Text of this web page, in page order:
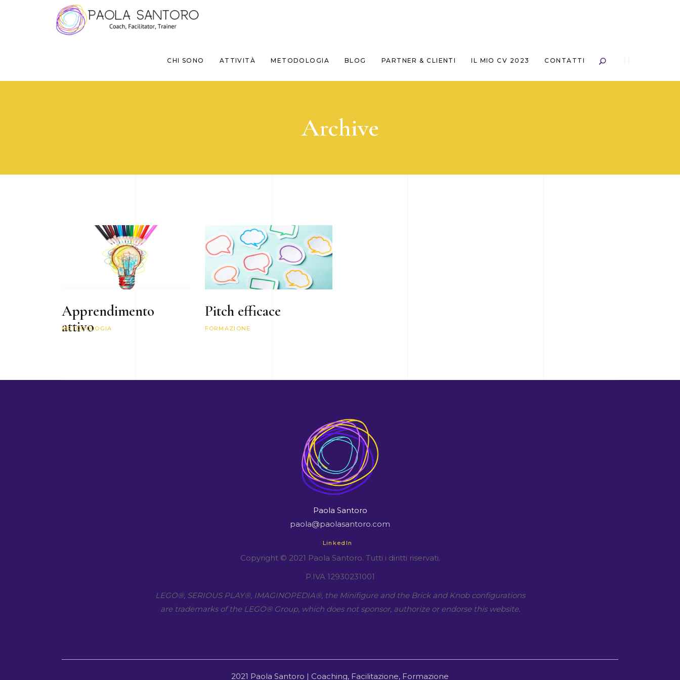
CHI SONO ATTIVITÀ METODOLOGIA BLOG PARTNER & CLIENTI IL MIO CV 2023 CONTATTI
Archive
Apprendimento
attivo
METODOLOGIA
Pitch efficace
FORMAZIONE
Paola Santoro
paola@paolasantoro.com
LinkedIn
Copyright © 2021 Paola Santoro. Tutti i diritti riservati.
P.IVA 12930231001
LEGO​®, SERIOUS PLAY​®, IMAGINOPEDIA​®, the Minifigure and the Brick and Knob configurations
are trademarks of the LEGO​® Group, which does not sponsor, authorize or endorse this website.
2021 Paola Santoro | Coaching, Facilitazione, Formazione